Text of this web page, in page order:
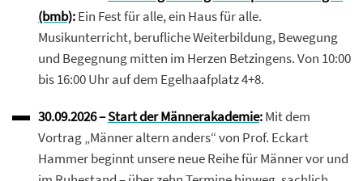
(bmb):Ein Fest für alle, ein Haus für alle.
Musikunterricht, berufliche Weiterbildung, Bewegung
und Begegnung mitten im Herzen Betzingens. Von 10:00
bis 16:00 Uhr auf dem Egelhaafplatz 4+8.
30.09.2026 –Start der Männerakademie:Mit dem
Vortrag „Männer altern anders“ von Prof. Eckart
Hammer beginnt unsere neue Reihe für Männer vor und